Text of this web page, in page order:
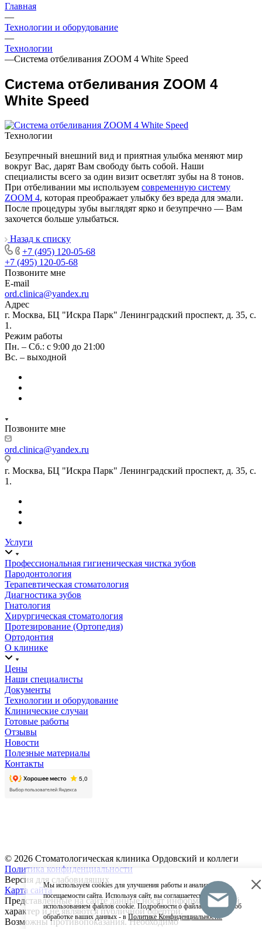
Главная
—
Технологии и оборудование
—
Технологии
—Система отбеливания ZOOM 4 White Speed
Система отбеливания ZOOM 4
White Speed
Технологии
Безупречный внешний вид и приятная улыбка меняют мир
вокруг Вас, дарят Вам свободу быть собой. Наши
специалисты всего за один визит осветлят зубы на 8 тонов.
При отбеливании мы используем современную систему
ZOOM 4, которая преображает улыбку без вреда для эмали.
После процедуры зубы выглядят ярко и безупречно — Вам
захочется больше улыбаться.
Назад к списку
+7 (495) 120-05-68
+7 (495) 120-05-68
Позвоните мне
E-mail
ord.clinica@yandex.ru
Адрес
г. Москва, БЦ "Искра Парк" Ленинградский проспект, д. 35, с.
1.
Режим работы
Пн. – Сб.: с 9:00 до 21:00
Вс. – выходной
Позвоните мне
ord.clinica@yandex.ru
г. Москва, БЦ "Искра Парк" Ленинградский проспект, д. 35, с.
1.
Услуги
Профессиональная гигиеническая чистка зубов
Пародонтология
Терапевтическая стоматология
Диагностика зубов
Гнатология
Хирургическая стоматология
Протезирование (Ортопедия)
Ортодонтия
О клинике
Цены
Наши специалисты
Документы
Технологии и оборудование
Клинические случаи
Готовые работы
Отзывы
Новости
Полезные материалы
Контакты
© 2026 Стоматологическая клиника Ордовский и коллеги
Политика конфиденциальности
Версия для слабовидящих
Карта сайта
Представленные на сайте данные носят информационный
характер и не являются публичной офертой.
Возможны противопоказания. Необходимо
Мы используем cookies для улучшения работы и анализа
посещаемости сайта. Используя сайт, вы соглашаетесь с
использованием файлов cookie. Подробности о файлах cookies и об
обработке ваших данных - в Политике Конфиденциальности.